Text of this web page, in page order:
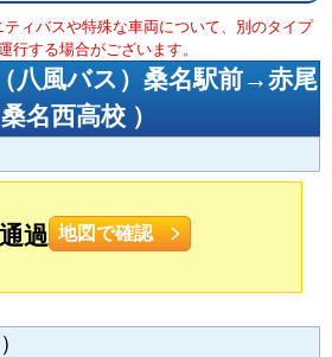
ィバスや特殊な車両について、別のタイプ
行する場合がございます。
（八風バス）桑名駅前→赤尾
名西高校 ）
過 地図で確認